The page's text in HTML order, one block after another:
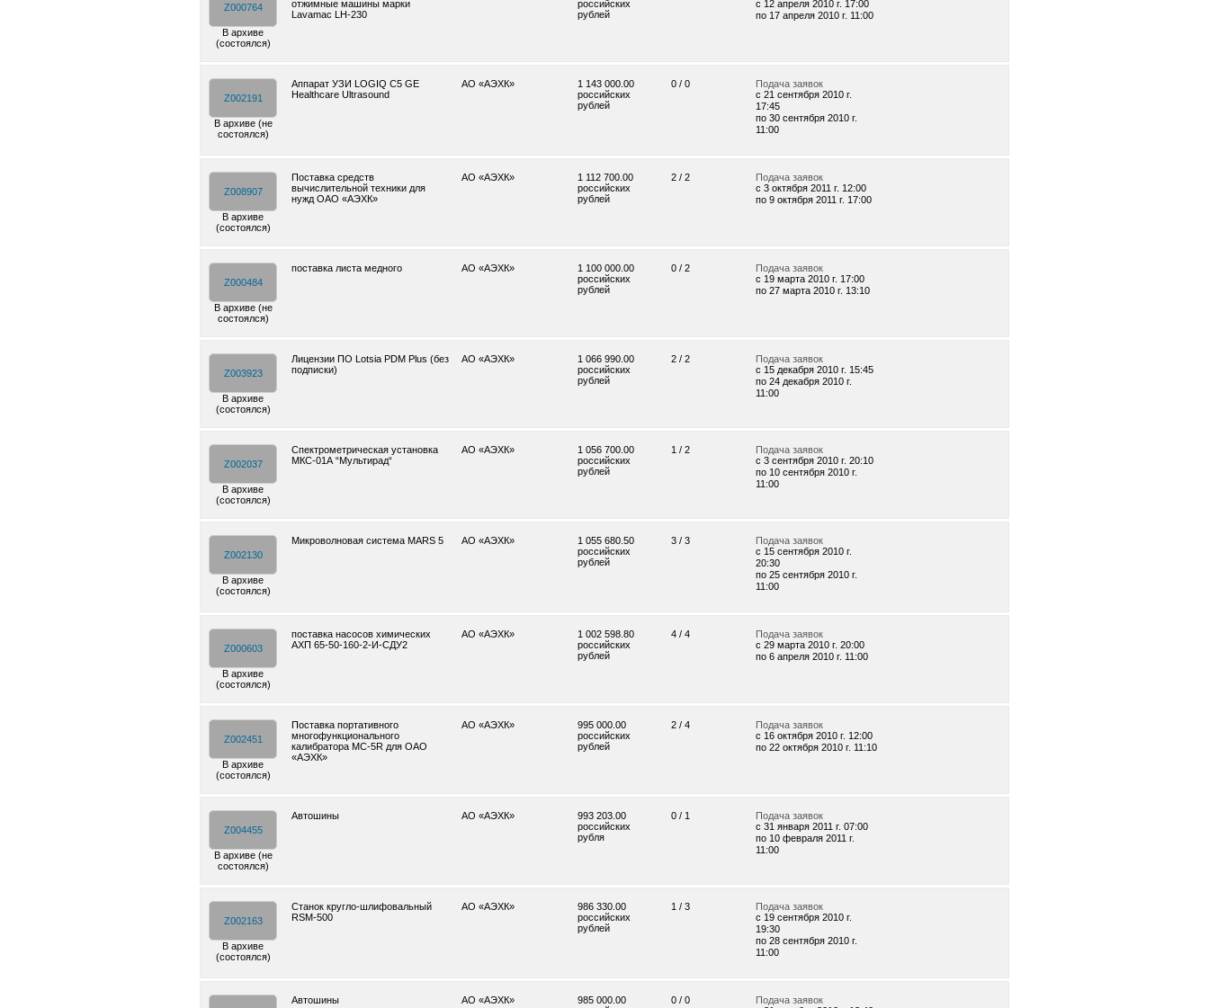
Z000764
В архиве
(состоялся)
отжимные машины марки
Lavamac LH-230
российских
рублей
c 12 апреля 2010 г. 17:00
по 17 апреля 2010 г. 11:00
Z002191
В архиве (не
состоялся)
Аппарат УЗИ LOGIQ C5 GE
Healthcare Ultrasound
АО «АЭХК»
1 143 000.00
российских
рублей
0 / 0
Подача заявок
c 21 сентября 2010 г.
17:45
по 30 сентября 2010 г.
11:00
Z008907
В архиве
(состоялся)
Поставка средств
вычислительной техники для
нужд ОАО «АЭХК»
АО «АЭХК»
1 112 700.00
российских
рублей
2 / 2
Подача заявок
c 3 октября 2011 г. 12:00
по 9 октября 2011 г. 17:00
Z000484
В архиве (не
состоялся)
поставка листа медного АО «АЭХК»
1 100 000.00
российских
рублей
0 / 2
Подача заявок
c 19 марта 2010 г. 17:00
по 27 марта 2010 г. 13:10
Z003923
В архиве
(состоялся)
Лицензии ПО Lotsia PDM Plus (без
подписки)
АО «АЭХК»
1 066 990.00
российских
рублей
2 / 2
Подача заявок
c 15 декабря 2010 г. 15:45
по 24 декабря 2010 г.
11:00
Z002037
В архиве
(состоялся)
Спектрометрическая установка
МКС-01А “Мультирад“
АО «АЭХК»
1 056 700.00
российских
рублей
1 / 2
Подача заявок
c 3 сентября 2010 г. 20:10
по 10 сентября 2010 г.
11:00
Z002130
В архиве
(состоялся)
Микроволновая система MARS 5 АО «АЭХК»
1 055 680.50
российских
рублей
3 / 3
Подача заявок
c 15 сентября 2010 г.
20:30
по 25 сентября 2010 г.
11:00
Z000603
В архиве
(состоялся)
поставка насосов химических
АХП 65-50-160-2-И-СДУ2
АО «АЭХК»
1 002 598.80
российских
рублей
4 / 4
Подача заявок
c 29 марта 2010 г. 20:00
по 6 апреля 2010 г. 11:00
Z002451
В архиве
(состоялся)
Поставка портативного
многофункционального
калибратора MC-5R для ОАО
«АЭХК»
АО «АЭХК»
995 000.00
российских
рублей
2 / 4
Подача заявок
c 16 октября 2010 г. 12:00
по 22 октября 2010 г. 11:10
Z004455
В архиве (не
состоялся)
Автошины АО «АЭХК»
993 203.00
российских
рубля
0 / 1
Подача заявок
c 31 января 2011 г. 07:00
по 10 февраля 2011 г.
11:00
Z002163
В архиве
(состоялся)
Cтанок кругло-шлифовальный
RSM-500
АО «АЭХК»
986 330.00
российских
рублей
1 / 3
Подача заявок
c 19 сентября 2010 г.
19:30
по 28 сентября 2010 г.
11:00
Автошины АО «АЭХК»
985 000.00
0 / 0
Подача заявок